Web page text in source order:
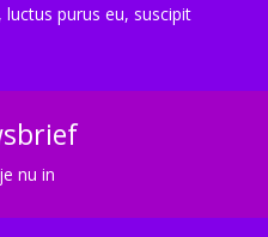
purus eu, suscipit
nu in